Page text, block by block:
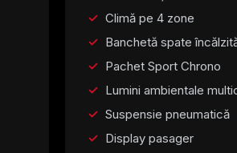
Climă pe 4 zone
Banchetă spate
Pachet Sport Chrono
Lumini ambientale
Suspensie pneumatică
Display pasager